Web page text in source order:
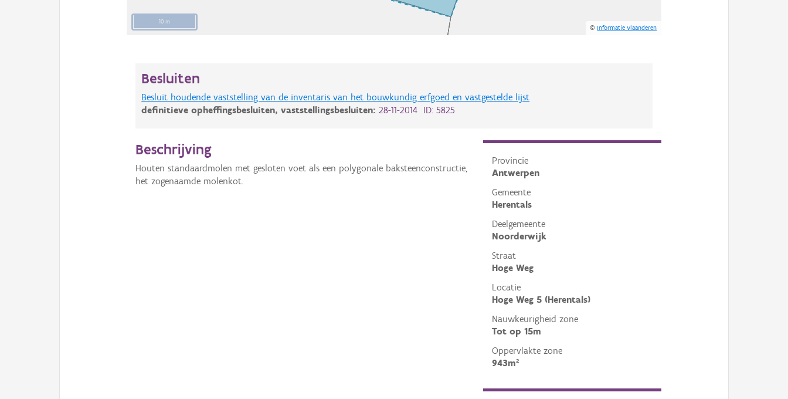
10 m
©Informatie Vlaanderen
Besluiten
Besluit houdende vaststelling van de inventaris van het bouwkundig erfgoed en vastgestelde lijst
definitieve opheffingsbesluiten,vaststellingsbesluiten:28-11-2014 ID: 5825
Provincie
Antwerpen
Gemeente
Herentals
Deelgemeente
Noorderwijk
Straat
Hoge Weg
Locatie
Hoge Weg 5 (Herentals)
Nauwkeurigheid zone
Tot op 15m
Oppervlakte zone
943m²
Beschrijving
Houten standaardmolen met gesloten voet als een polygonale baksteenconstructie,
het zogenaamde molenkot.